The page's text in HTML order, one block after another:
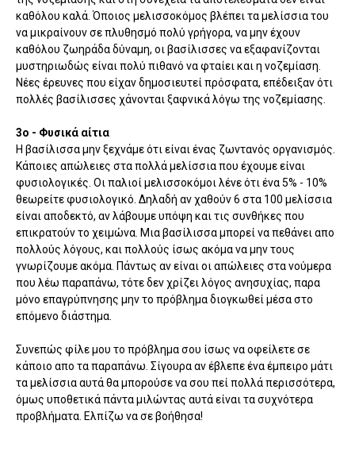
καθόλου καλά. Όποιος μελισσοκόμος βλέπει τα μελίσσια του
να μικραίνουν σε πλυθησμό πολύ γρήγορα, να μην έχουν
καθόλου ζωηράδα δύναμη, οι βασίλισσες να εξαφανίζονται
μυστηριωδώς είναι πολύ πιθανό να φταίει και η νοζεμίαση.
Νέες έρευνες που είχαν δημοσιευτεί πρόσφατα, επέδειξαν ότι
πολλές βασίλισσες χάνονται ξαφνικά λόγω της νοζεμίασης.
3ο - Φυσικά αίτια
Η βασίλισσα μην ξεχνάμε ότι είναι ένας ζωντανός οργανισμός.
Κάποιες απώλειες στα πολλά μελίσσια που έχουμε είναι
φυσιολογικές. Οι παλιοί μελισσοκόμοι λένε ότι ένα 5% - 10%
θεωρείτε φυσιολογικό. Δηλαδή αν χαθούν 6 στα 100 μελίσσια
είναι αποδεκτό, αν λάβουμε υπόψη και τις συνθήκες που
επικρατούν το χειμώνα. Μια βασίλισσα μπορεί να πεθάνει απο
πολλούς λόγους, και πολλούς ίσως ακόμα να μην τους
γνωρίζουμε ακόμα. Πάντως αν είναι οι απώλειες στα νούμερα
που λέω παραπάνω, τότε δεν χρίζει λόγος ανησυχίας, παρα
μόνο επαγρύπνησης μην το πρόβλημα διογκωθεί μέσα στο
επόμενο διάστημα.
Συνεπώς φίλε μου το πρόβλημα σου ίσως να οφείλετε σε
κάποιο απο τα παραπάνω. Σίγουρα αν έβλεπε ένα έμπειρο μάτι
τα μελίσσια αυτά θα μπορούσε να σου πεί πολλά περισσότερα,
όμως υποθετικά πάντα μιλώντας αυτά είναι τα συχνότερα
προβλήματα. Ελπίζω να σε βοήθησα!